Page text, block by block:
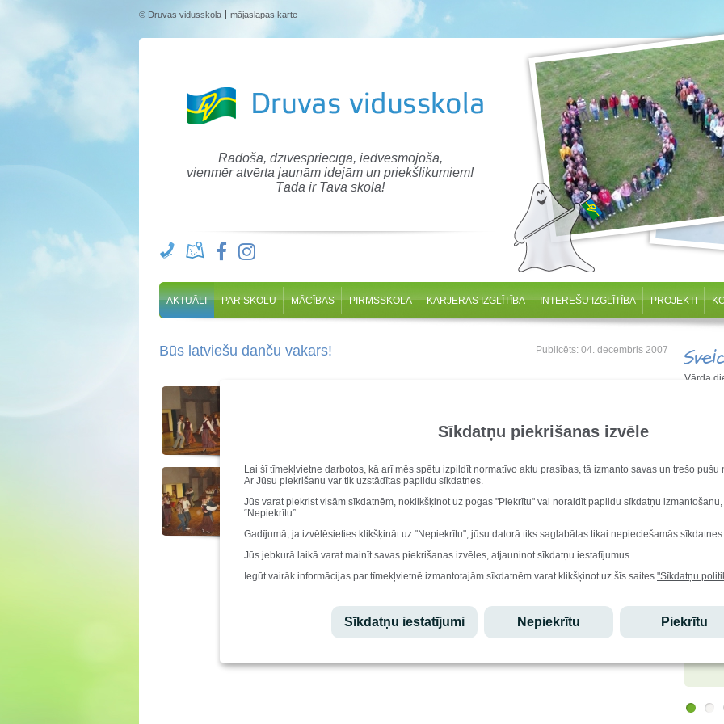
Sīkdatņu piekrišanas izvēle
Lai šī tīmekļvietne darbotos, kā arī mēs spētu izpildīt normatīvo aktu prasības, tā izmanto savas un trešo
Ar Jūsu piekrišanu var tik uzstādītas papildu sīkdatnes.
Jūs varat piekrist visām sīkdatnēm, noklikšķinot uz pogas "Piekrītu" vai noraidīt papildu sīkdatņu
“Nepiekrītu”.
Gadījumā, ja izvēlēsieties klikšķināt uz "Nepiekrītu", jūsu datorā tiks saglabātas tikai nepieciešamās sīkdatnes.
Jūs jebkurā laikā varat mainīt savas piekrišanas izvēles, atjauninot sīkdatņu iestatījumus.
Iegūt vairāk informācijas par tīmekļvietnē izmantotajām sīkdatnēm varat klikšķinot uz šīs saites "Sīkdatņu
Sīkdatņu iestatījumi Nepiekrītu Piekrītu
© Druvas vidusskola mājaslapas karte
Radoša, dzīvespriecīga, iedvesmojoša,
vienmēr atvērta jaunām idejām un priekšlikumiem!
Tāda ir Tava skola!
AKTUĀLI PAR SKOLU MĀCĪBAS PIRMSSKOLA KARJERAS IZGLĪTĪBA INTEREŠU IZGLĪTĪBA PROJEKTI
Būs latviešu danču vakars! Publicēts: 04. decembris 2007
Vārda
atzinību